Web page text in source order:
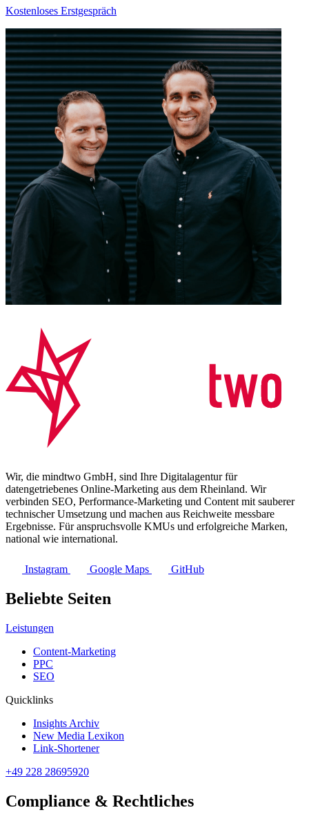
Kostenloses Erstgespräch
Wir, die mindtwo GmbH, sind Ihre Digitalagentur für
datengetriebenes Online-Marketing aus dem Rheinland. Wir
verbinden SEO, Performance-Marketing und Content mit sauberer
technischer Umsetzung und machen aus Reichweite messbare
Ergebnisse. Für anspruchsvolle KMUs und erfolgreiche Marken,
national wie international.
Instagram Google Maps GitHub
Beliebte Seiten
Leistungen
Content-Marketing
PPC
SEO
Quicklinks
Insights Archiv
New Media Lexikon
Link-Shortener
+49 228 28695920
Compliance & Rechtliches